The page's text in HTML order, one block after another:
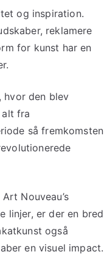
og inspiration.
reklamere
for kunst har en
hvor den blev
fra
så fremkomsten
Nouveau’s
linjer, er der en bred
også
en visuel impact.